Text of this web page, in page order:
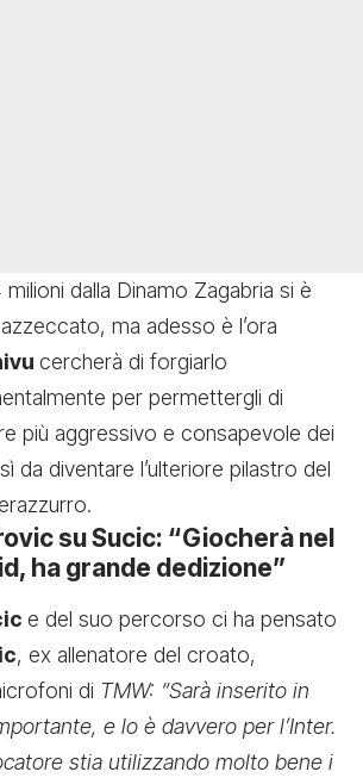
milioni dalla Dinamo Zagabria si è
ma adesso è l’ora
cercherà di forgiarlo
per permettergli di
più aggressivo e consapevole dei
da diventare l’ulteriore pilastro del
su Sucic: “Giocherà nel
ha grande dedizione”
e del suo percorso ci ha pensato
, ex allenatore del croato,
di TMW: “Sarà inserito in
e lo è davvero per l’Inter.
stia utilizzando molto bene i